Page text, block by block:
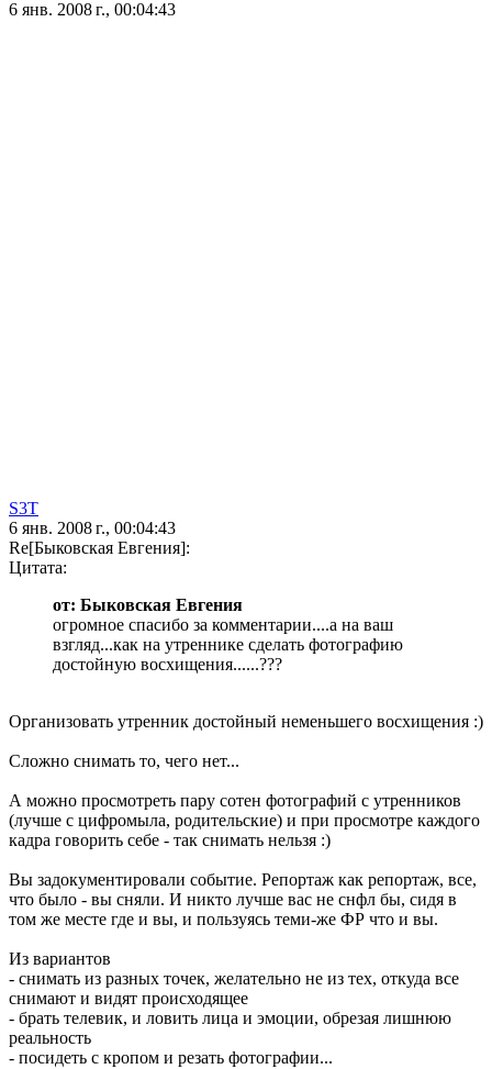
6 янв. 2008 г., 00:04:43
S3T
6 янв. 2008 г., 00:04:43
Re[Быковская Евгения]:
Цитата:
от: Быковская Евгения
огромное спасибо за комментарии....а на ваш
взгляд...как на утреннике сделать фотографию
достойную восхищения......???
Организовать утренник достойный неменьшего восхищения :)
Сложно снимать то, чего нет...
А можно просмотреть пару сотен фотографий с утренников
(лучше с цифромыла, родительские) и при просмотре каждого
кадра говорить себе - так снимать нельзя :)
Вы задокументировали событие. Репортаж как репортаж, все,
что было - вы сняли. И никто лучше вас не снфл бы, сидя в
том же месте где и вы, и пользуясь теми-же ФР что и вы.
Из вариантов
- снимать из разных точек, желательно не из тех, откуда все
снимают и видят происходящее
- брать телевик, и ловить лица и эмоции, обрезая лишнюю
реальность
- посидеть с кропом и резать фотографии...